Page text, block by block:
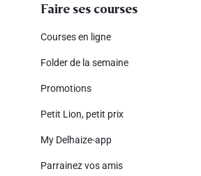
Faire ses courses
Courses en ligne
Folder de la semaine
Promotions
Petit Lion, petit prix
My Delhaize-app
Parrainez vos amis